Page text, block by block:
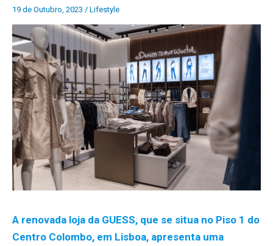
19 de Outubro, 2023 / Lifestyle
A renovada loja da GUESS, que se situa no Piso 1 do
Centro Colombo, em Lisboa, apresenta uma